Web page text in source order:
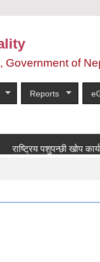
Government of
Reports
पशुपन्छी खोप